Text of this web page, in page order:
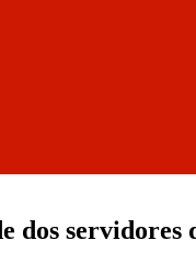
dos servidores